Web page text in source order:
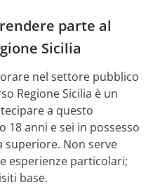
parte al
Sicilia
nel settore pubblico
Regione Sicilia è un
a questo
18 anni e sei in possesso
superiore. Non serve
esperienze particolari;
base.